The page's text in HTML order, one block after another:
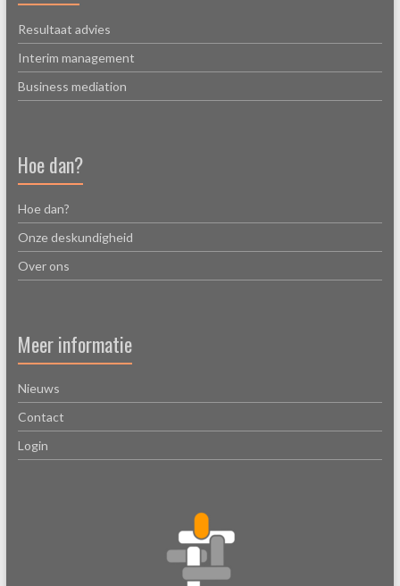
Resultaat advies
Interim management
Business mediation
Hoe dan?
Hoe dan?
Onze deskundigheid
Over ons
Meer informatie
Nieuws
Contact
Login